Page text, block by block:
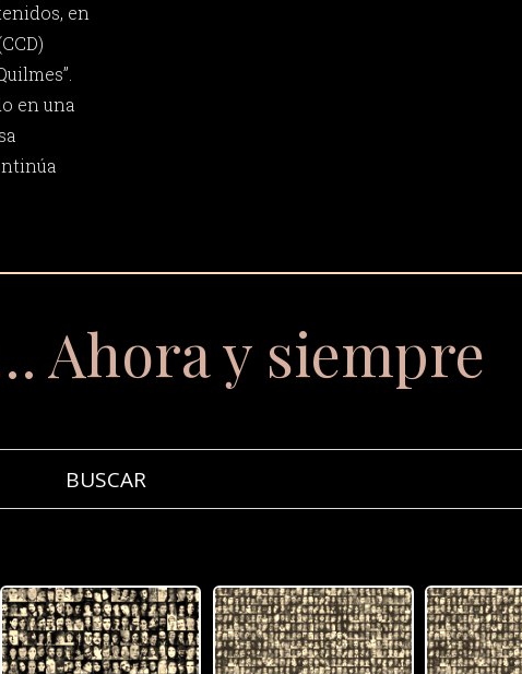
en
en una
Ahora y siempre